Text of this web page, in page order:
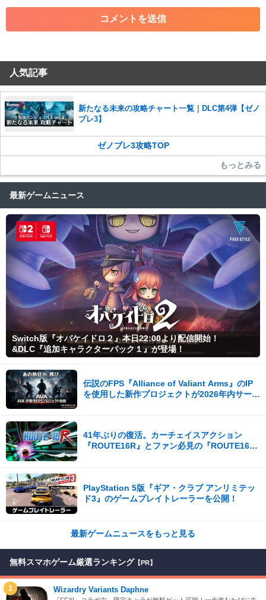
・各ゲームのネタバレを含む内容の投稿
・その他、管理者が不適切と判断した投稿
コメントの削除を申請する
せていただきます。ご了承ください。
※一度削除したコメントは復元ができませんのでご注意くだ
さい。
った場合は、法的措置をとらせていただく場合もございますので、あら
かじめご理解くださいませ。
人気記事
新たなる未来の攻略チャート一覧｜DLC第4弾【ゼノ
ブレ3】
ゼノブレ3攻略TOP
もっとみる
最新ゲームニュース
Switch版『オバケイドロ２』本日22:00より配信開始！
&DLC『追加キャラクターパック１』が登場！
伝説のFPS『Alliance of Valiant Arms』のIP
を使用した新作プロジェクトが2026年内サービ
41年ぶりの復活。カーチェイスアクション
『ROUTE16R』とファン必見の『ROUTE16
PlayStation 5版『ギア・クラブ アンリミテッ
ド3』のゲームプレイトレーラーを公開！
最新ゲームニュースをもっと見る
無料スマホゲーム厳選ランキング 【PR】
1 Wizardry Variants Daphne